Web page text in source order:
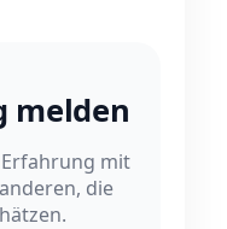
melden
mit
die